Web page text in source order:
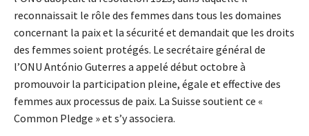
reconnaissait le rôle des femmes dans tous les domaines
concernant la paix et la sécurité et demandait que les droits
des femmes soient protégés. Le secrétaire général de
l’ONU António Guterres a appelé début octobre à
promouvoir la participation pleine, égale et effective des
femmes aux processus de paix. La Suisse soutient ce «
Common Pledge » et s’y associera.